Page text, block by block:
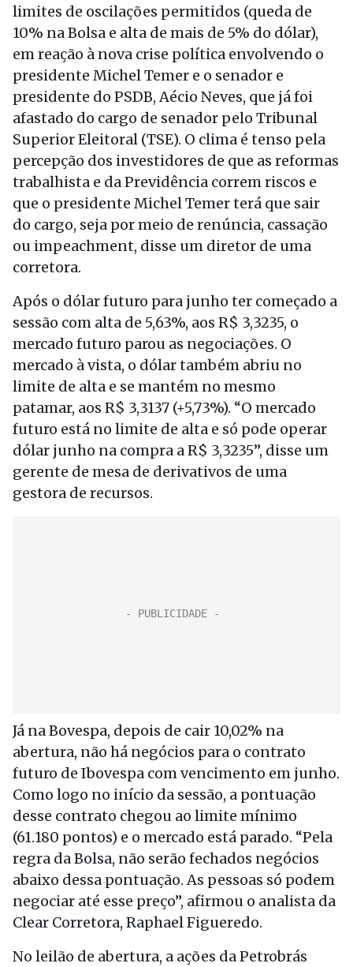
limites de oscilações permitidos (queda de
10% na Bolsa e alta de mais de 5% do dólar),
em reação à nova crise política envolvendo o
presidente Michel Temer e o senador e
presidente do PSDB, Aécio Neves, que já foi
afastado do cargo de senador pelo Tribunal
Superior Eleitoral (TSE). O clima é tenso pela
percepção dos investidores de que as reformas
trabalhista e da Previdência correm riscos e
que o presidente Michel Temer terá que sair
do cargo, seja por meio de renúncia, cassação
ou impeachment, disse um diretor de uma
corretora.
Após o dólar futuro para junho ter começado a
sessão com alta de 5,63%, aos R$ 3,3235, o
mercado futuro parou as negociações. O
mercado à vista, o dólar também abriu no
limite de alta e se mantém no mesmo
patamar, aos R$ 3,3137 (+5,73%). “O mercado
futuro está no limite de alta e só pode operar
dólar junho na compra a R$ 3,3235”, disse um
gerente de mesa de derivativos de uma
gestora de recursos.
Já na Bovespa, depois de cair 10,02% na
abertura, não há negócios para o contrato
futuro de Ibovespa com vencimento em junho.
Como logo no início da sessão, a pontuação
desse contrato chegou ao limite mínimo
(61.180 pontos) e o mercado está parado. “Pela
regra da Bolsa, não serão fechados negócios
abaixo dessa pontuação. As pessoas só podem
negociar até esse preço”, afirmou o analista da
Clear Corretora, Raphael Figueredo.
No leilão de abertura, a ações da Petrobrás